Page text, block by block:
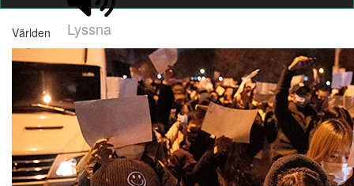
Lyssna
Världen